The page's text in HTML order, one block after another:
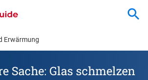
Erwärmung
Sache: Glas schmelzen